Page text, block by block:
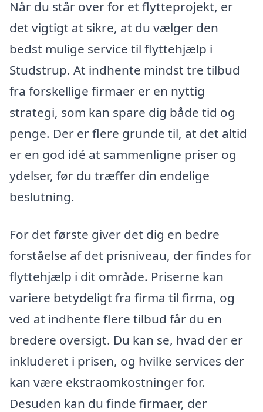
Når du står over for et flytteprojekt, er
det vigtigt at sikre, at du vælger den
bedst mulige service til flyttehjælp i
Studstrup. At indhente mindst tre tilbud
fra forskellige firmaer er en nyttig
strategi, som kan spare dig både tid og
penge. Der er flere grunde til, at det altid
er en god idé at sammenligne priser og
ydelser, før du træffer din endelige
beslutning.
For det første giver det dig en bedre
forståelse af det prisniveau, der findes for
flyttehjælp i dit område. Priserne kan
variere betydeligt fra firma til firma, og
ved at indhente flere tilbud får du en
bredere oversigt. Du kan se, hvad der er
inkluderet i prisen, og hvilke services der
kan være ekstraomkostninger for.
Desuden kan du finde firmaer, der